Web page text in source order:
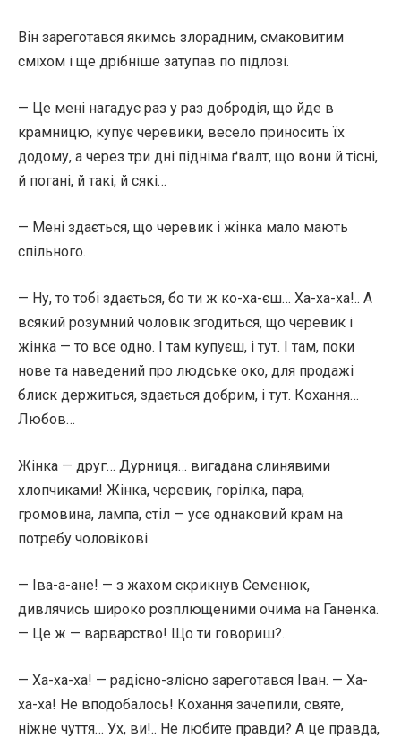
Він зареготався якимсь злорадним, смаковитим
сміхом і ще дрібніше затупав по підлозі.
— Це мені нагадує раз у раз добродія, що йде в
крамницю, купує черевики, весело приносить їх
додому, а через три дні підніма ґвалт, що вони й тісні,
й погані, й такі, й сякі…
— Мені здається, що черевик і жінка мало мають
спільного.
— Ну, то тобі здається, бо ти ж ко-ха-єш… Ха-ха-ха!.. А
всякий розумний чоловік згодиться, що черевик і
жінка — то все одно. І там купуєш, і тут. І там, поки
нове та наведений про людське око, для продажі
блиск держиться, здається добрим, і тут. Кохання…
Любов…
Жінка — друг… Дурниця… вигадана слинявими
хлопчиками! Жінка, черевик, горілка, пара,
громовина, лампа, стіл — усе однаковий крам на
потребу чоловікові.
— Іва-а-ане! — з жахом скрикнув Семенюк,
дивлячись широко розплющеними очима на Ганенка.
— Це ж — варварство! Що ти говориш?..
— Ха-ха-ха! — радісно-злісно зареготався Іван. — Ха-
ха-ха! Не вподобалось! Кохання зачепили, святе,
ніжне чуття… Ух, ви!.. Не любите правди? А це правда,